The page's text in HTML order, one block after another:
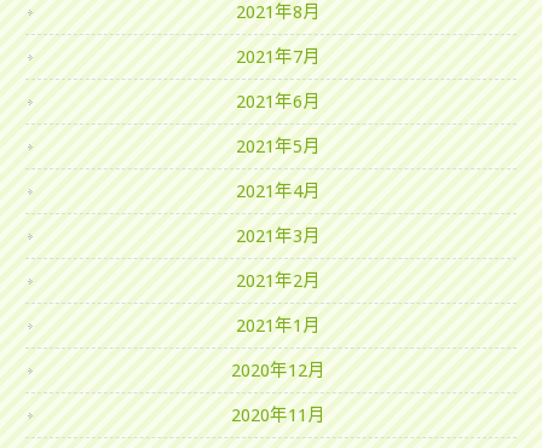
2021年8月
2021年7月
2021年6月
2021年5月
2021年4月
2021年3月
2021年2月
2021年1月
2020年12月
2020年11月